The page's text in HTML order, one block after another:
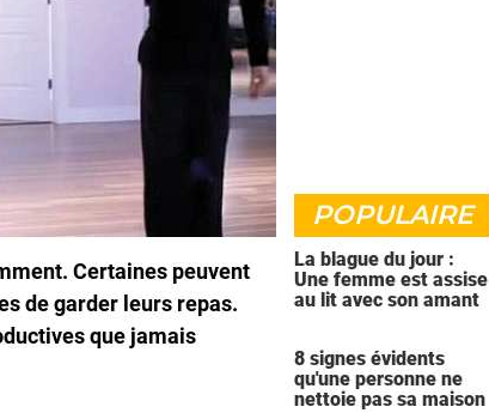
Certaines peuvent
de garder leurs repas.
que jamais
POPULAIRE
La blague du jour :
Une femme est assise
au lit avec son amant
8 signes évidents
qu'une personne ne
nettoie pas sa maison